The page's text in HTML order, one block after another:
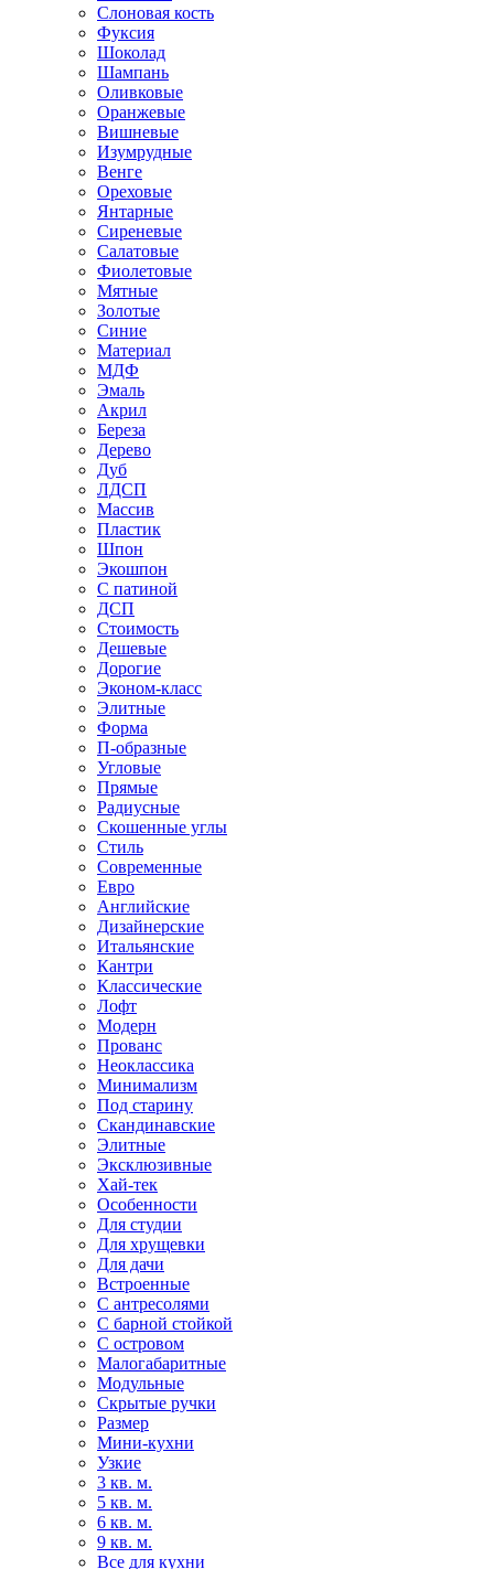
Слоновая кость
Фуксия
Шоколад
Шампань
Оливковые
Оранжевые
Вишневые
Изумрудные
Венге
Ореховые
Янтарные
Сиреневые
Салатовые
Фиолетовые
Мятные
Золотые
Синие
Материал
МДФ
Эмаль
Акрил
Береза
Дерево
Дуб
ЛДСП
Массив
Пластик
Шпон
Экошпон
С патиной
ДСП
Стоимость
Дешевые
Дорогие
Эконом-класс
Элитные
Форма
П-образные
Угловые
Прямые
Радиусные
Скошенные углы
Стиль
Современные
Евро
Английские
Дизайнерские
Итальянские
Кантри
Классические
Лофт
Модерн
Прованс
Неоклассика
Минимализм
Под старину
Скандинавские
Элитные
Эксклюзивные
Хай-тек
Особенности
Для студии
Для хрущевки
Для дачи
Встроенные
С антресолями
С барной стойкой
С островом
Малогабаритные
Модульные
Скрытые ручки
Размер
Мини-кухни
Узкие
3 кв. м.
5 кв. м.
6 кв. м.
9 кв. м.
Все для кухни